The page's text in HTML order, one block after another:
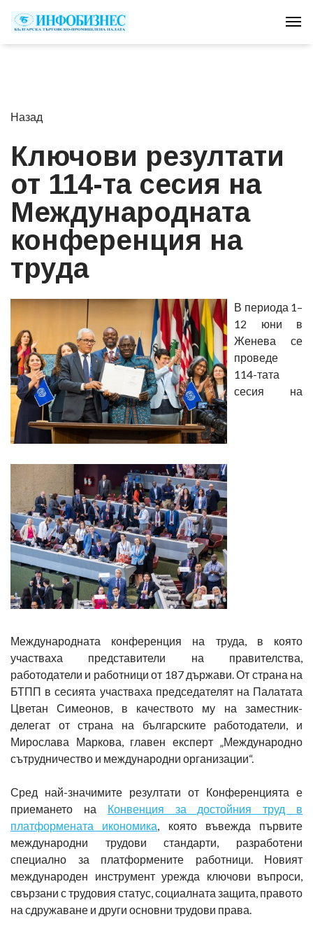
Назад
Ключови резултати
от 114-та сесия на
Международната
конференция на
труда
В периода 1–
12 юни в
Женева се
проведе
114-тата
сесия на
Международната конференция на труда, в която
участваха представители на правителства,
работодатели и работници от 187 държави. От страна на
БТПП в сесията участваха председателят на Палатата
Цветан Симеонов, в качеството му на заместник-
делегат от страна на българските работодатели, и
Мирослава Маркова, главен експерт „Международно
сътрудничество и международни организации“.
Сред най-значимите резултати от Конференцията е
приемането на Конвенция за достойния труд в
платформената икономика, която въвежда първите
международни трудови стандарти, разработени
специално за платформените работници. Новият
международен инструмент урежда ключови въпроси,
свързани с трудовия статус, социалната защита, правото
на сдружаване и други основни трудови права.